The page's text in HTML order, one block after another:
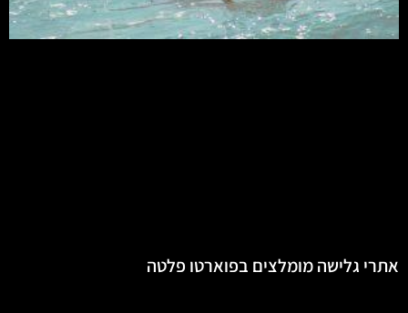
אתרי גלישה מומלצים בפוארטו פלטה